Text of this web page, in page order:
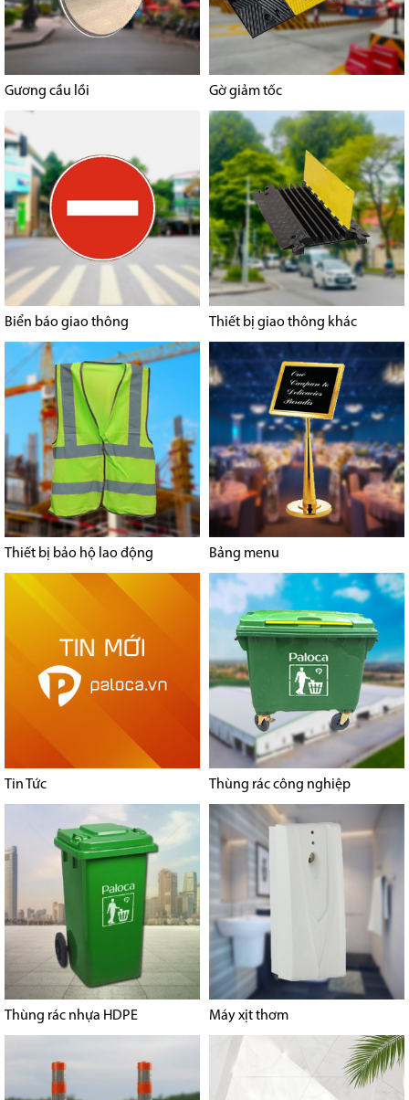
Gương cầu lồi Gờ giảm tốc
Biển báo giao thông Thiết bị giao thông khác
Thiết bị bảo hộ lao động Bảng menu
Tin Tức Thùng rác công nghiệp
Thùng rác nhựa HDPE Máy xịt thơm